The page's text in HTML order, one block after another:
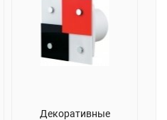
Декоративные